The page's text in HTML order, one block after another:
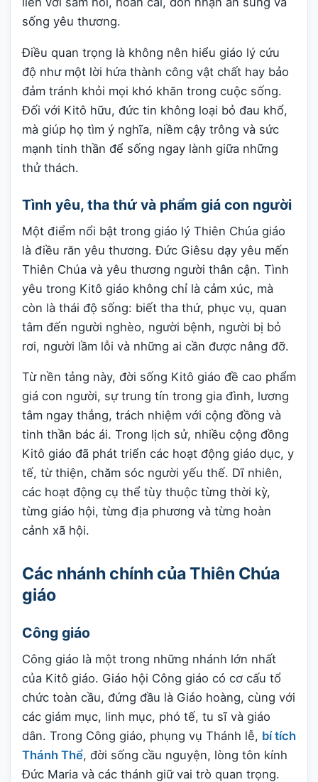
sống yêu thương.
Điều quan trọng là không nên hiểu giáo lý cứu
độ như một lời hứa thành công vật chất hay bảo
đảm tránh khỏi mọi khó khăn trong cuộc sống.
Đối với Kitô hữu, đức tin không loại bỏ đau khổ,
mà giúp họ tìm ý nghĩa, niềm cậy trông và sức
mạnh tinh thần để sống ngay lành giữa những
thử thách.
Tình yêu, tha thứ và phẩm giá con người
Một điểm nổi bật trong giáo lý Thiên Chúa giáo
là điều răn yêu thương. Đức Giêsu dạy yêu mến
Thiên Chúa và yêu thương người thân cận. Tình
yêu trong Kitô giáo không chỉ là cảm xúc, mà
còn là thái độ sống: biết tha thứ, phục vụ, quan
tâm đến người nghèo, người bệnh, người bị bỏ
rơi, người lầm lỗi và những ai cần được nâng đỡ.
Từ nền tảng này, đời sống Kitô giáo đề cao phẩm
giá con người, sự trung tín trong gia đình, lương
tâm ngay thẳng, trách nhiệm với cộng đồng và
tinh thần bác ái. Trong lịch sử, nhiều cộng đồng
Kitô giáo đã phát triển các hoạt động giáo dục, y
tế, từ thiện, chăm sóc người yếu thế. Dĩ nhiên,
các hoạt động cụ thể tùy thuộc từng thời kỳ,
từng giáo hội, từng địa phương và từng hoàn
cảnh xã hội.
Các nhánh chính của Thiên Chúa
giáo
Công giáo
Công giáo là một trong những nhánh lớn nhất
của Kitô giáo. Giáo hội Công giáo có cơ cấu tổ
chức toàn cầu, đứng đầu là Giáo hoàng, cùng với
các giám mục, linh mục, phó tế, tu sĩ và giáo
dân. Trong Công giáo, phụng vụ Thánh lễ, bí tích
Thánh Thể, đời sống cầu nguyện, lòng tôn kính
Đức Maria và các thánh giữ vai trò quan trọng.